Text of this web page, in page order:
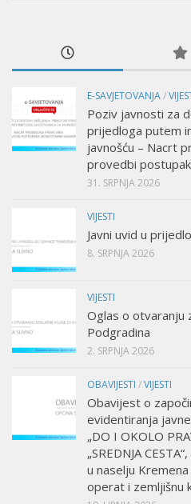
E-SAVJETOVANJA/
Poziv javnosti za
prijedloga putem
javnošću – Nacrt
provedbi
31. SRPNJA 2026
VIJESTI
Javni uvid u
8. SRPNJA 2026
VIJESTI
Oglas o otvaranju
Podgradina
2. SRPNJA 2026
OBAVIJESTI /VIJESTI
Obavijest o
evidentiranja
„DO I OKOLO
„SREDNJA
u naselju
operat i zemljišnu